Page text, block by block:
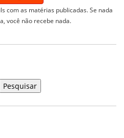
com as matérias publicadas. Se nada
você não recebe nada.